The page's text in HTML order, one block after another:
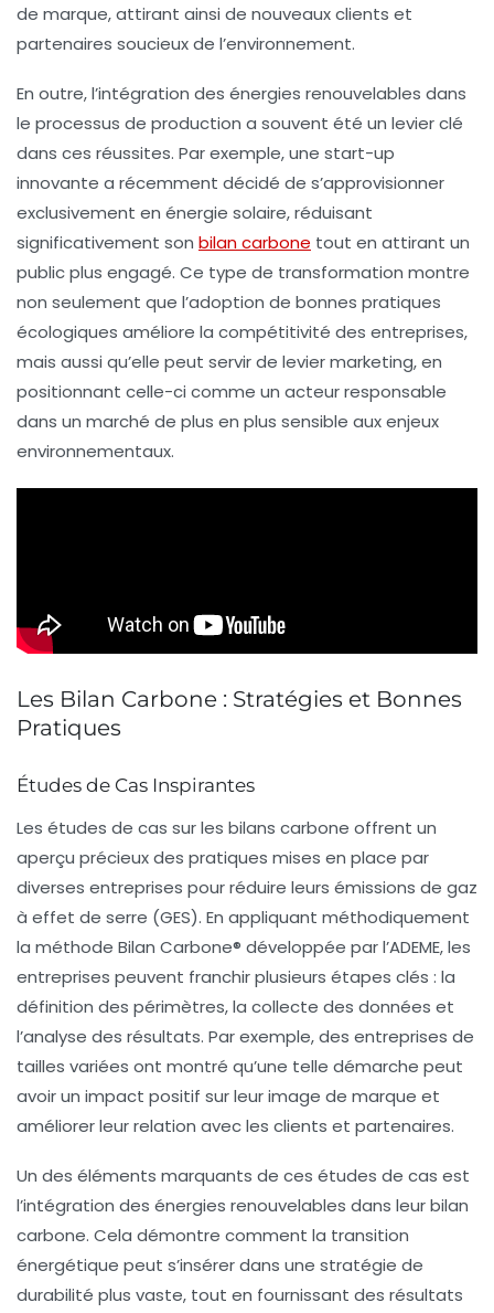
de marque, attirant ainsi de nouveauxclients et
partenaires soucieux de l’environnement.
En outre, l’intégration des énergies renouvelables dans
le processus de production a souvent été un levier clé
dans ces réussites. Par exemple, une start-up
innovante a récemment décidé de s’approvisionner
exclusivement en énergie solaire, réduisant
significativement son bilan carbone tout en attirant un
public plus engagé. Ce type de transformation montre
non seulement que l’adoption de bonnes pratiques
écologiques améliore la compétitivité des entreprises,
mais aussi qu’elle peut servir de levier marketing, en
positionnant celle-ci comme un acteur responsable
dans un marché de plus en plus sensible aux enjeux
environnementaux.
Les Bilan Carbone : Stratégies et Bonnes
Pratiques
Études de Cas Inspirantes
Les études de cas sur les bilans carbone offrent un
aperçu précieux des pratiques mises en place par
diverses entreprises pour réduire leurs émissions de gaz
à effet de serre (GES). En appliquant méthodiquement
la méthode Bilan Carbone® développée par l’ADEME, les
entreprises peuvent franchir plusieurs étapes clés : la
définition des périmètres, la collecte des données et
l’analyse des résultats. Par exemple, des entreprises de
tailles variées ont montré qu’une telle démarche peut
avoir un impact positif sur leurimage de marque et
améliorer leur relation avec les clients et partenaires.
Un des éléments marquants de ces études de cas est
l’intégration des énergies renouvelables dans leur bilan
carbone. Cela démontre comment la transition
énergétique peut s’insérer dans une stratégie de
durabilité plus vaste, tout en fournissant des résultats